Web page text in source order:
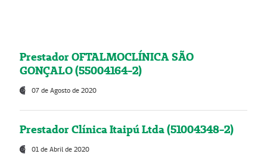
Prestador OFTALMOCLÍNICA SÃO
GONÇALO (55004164-2)
07 de Agosto de 2020
Prestador Clínica Itaipú Ltda (51004348-2)
01 de Abril de 2020